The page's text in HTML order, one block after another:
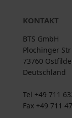
KONTAKT
BTS GmbH
Plochinger Str
73760
Deutschland
Tel +49 711
Fax +49 711